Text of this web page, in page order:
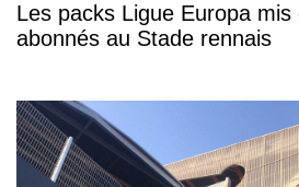
Les packs Ligue Europa
abonnés au Stade rennais